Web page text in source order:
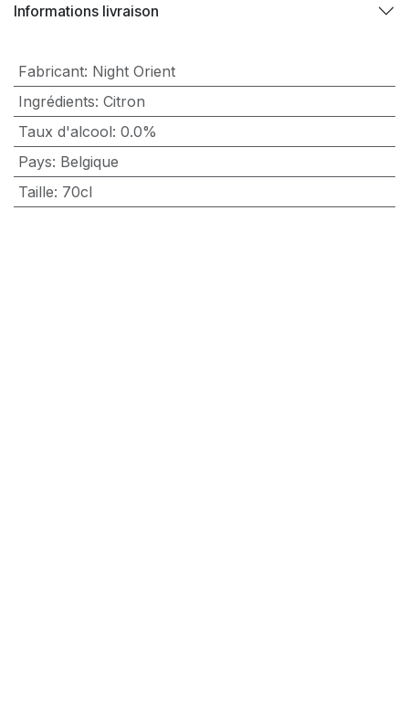
Informations livraison
Fabricant: Night Orient
Ingrédients: Citron
Taux d'alcool: 0.0%
Pays: Belgique
Taille: 70cl